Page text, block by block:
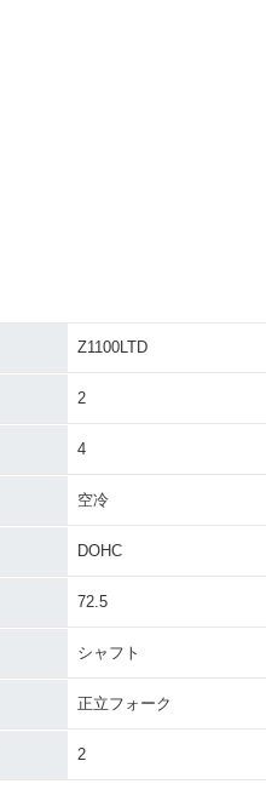
Z1100LTD
2
4
空冷
DOHC
72.5
シャフト
正立フォーク
2